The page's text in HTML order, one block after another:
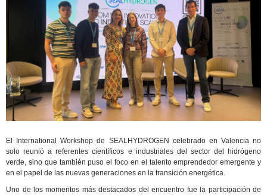
El International Workshop de SEALHYDROGEN celebrado en Valencia no
solo reunió a referentes científicos e industriales del sector del hidrógeno
verde, sino que también puso el foco en el talento emprendedor emergente y
en el papel de las nuevas generaciones en la transición energética.
Uno de los momentos más destacados del encuentro fue la participación de